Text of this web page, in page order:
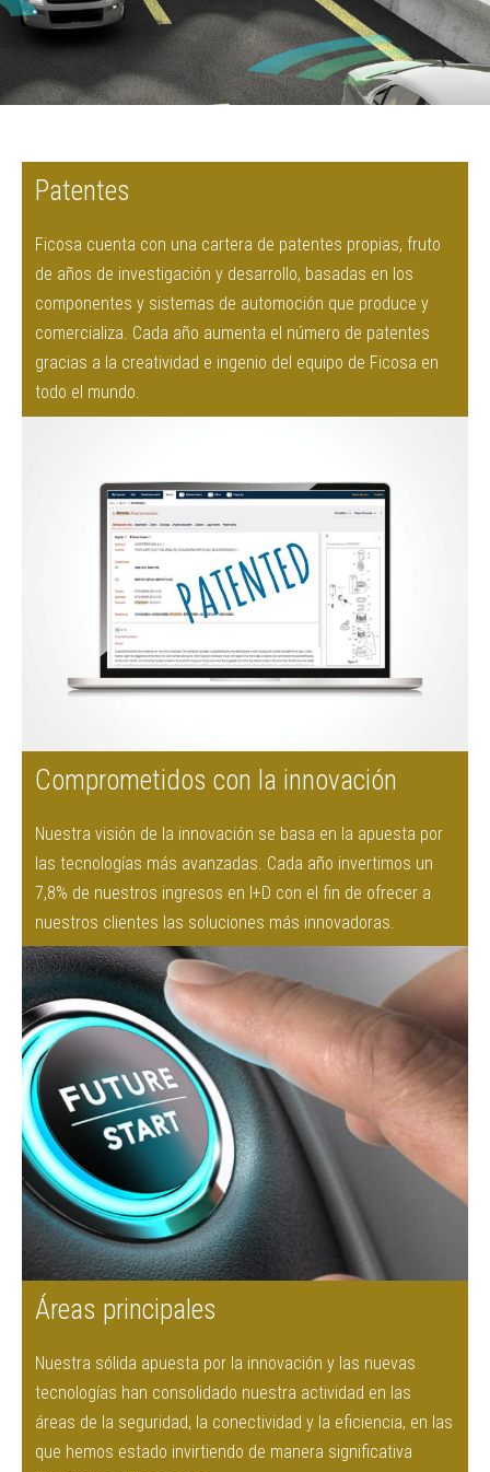
Patentes
Ficosa cuenta con una cartera de patentes propias, fruto
de años de investigación y desarrollo, basadas en los
componentes y sistemas de automoción que produce y
comercializa. Cada año aumenta el número de patentes
gracias a la creatividad e ingenio del equipo de Ficosa en
todo el mundo.
Comprometidos con la innovación
Nuestra visión de la innovación se basa en la apuesta por
las tecnologías más avanzadas. Cada año invertimos un
7,8% de nuestros ingresos en I+D con el fin de ofrecer a
nuestros clientes las soluciones más innovadoras.
Áreas principales
Nuestra sólida apuesta por la innovación y las nuevas
tecnologías han consolidado nuestra actividad en las
áreas de la seguridad, la conectividad y la eficiencia, en las
que hemos estado invirtiendo de manera significativa